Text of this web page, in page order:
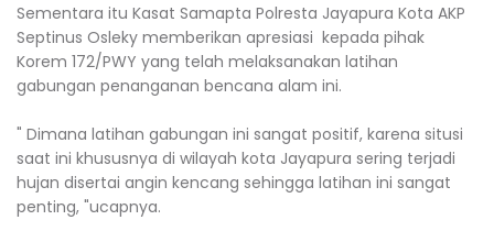
Sementara itu Kasat Samapta Polresta Jayapura Kota AKP
Septinus Osleky memberikan apresiasi kepada pihak
Korem 172/PWY yang telah melaksanakan latihan
gabungan penanganan bencana alam ini.
" Dimana latihan gabungan ini sangat positif, karena situsi
saat ini khususnya di wilayah kota Jayapura sering terjadi
hujan disertai angin kencang sehingga latihan ini sangat
penting, "ucapnya.